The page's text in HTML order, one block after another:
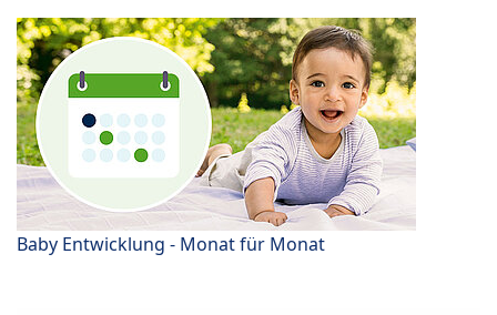
Baby Entwicklung - Monat für Monat